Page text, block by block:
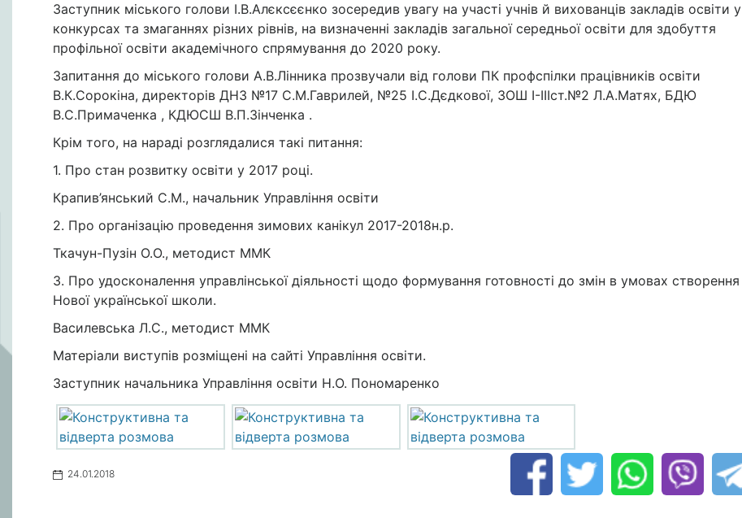
Заступник міського голови І.В.Алєксєєнко зосередив увагу на участі учнів й вихованців закладів освіти у
конкурсах та змаганнях різних рівнів, на визначенні закладів загальної середньої освіти для здобуття
профільної освіти академічного спрямування до 2020 року.
Запитання до міського голови А.В.Лінника прозвучали від голови ПК профспілки працівників освіти
В.К.Сорокіна, директорів ДНЗ №17 С.М.Гаврилей, №25 І.С.Дєдкової, ЗОШ І-ІІІст.№2 Л.А.Матях, БДЮ
В.С.Примаченка , КДЮСШ В.П.Зінченка .
Крім того, на нараді розглядалися такі питання:
1. Про стан розвитку освіти у 2017 році.
Крапив’янський С.М., начальник Управління освіти
2. Про організацію проведення зимових канікул 2017-2018н.р.
Ткачун-Пузін О.О., методист ММК
3. Про удосконалення управлінської діяльності щодо формування готовності до змін в умовах створення
Нової української школи.
Василевська Л.С., методист ММК
Матеріали виступів розміщені на сайті Управління освіти.
Заступник начальника Управління освіти Н.О. Пономаренко
24.01.2018